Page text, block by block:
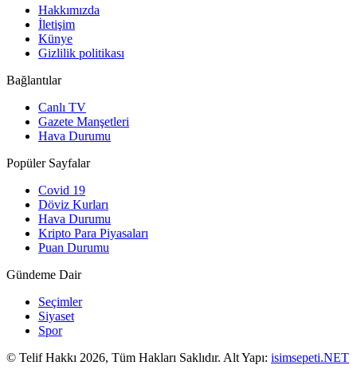
Hakkımızda
İletişim
Künye
Gizlilik politikası
Bağlantılar
Canlı TV
Gazete Manşetleri
Hava Durumu
Popüler Sayfalar
Covid 19
Döviz Kurları
Hava Durumu
Kripto Para Piyasaları
Puan Durumu
Gündeme Dair
Seçimler
Siyaset
Spor
© Telif Hakkı 2026, Tüm Hakları Saklıdır. Alt Yapı: isimsepeti.NET